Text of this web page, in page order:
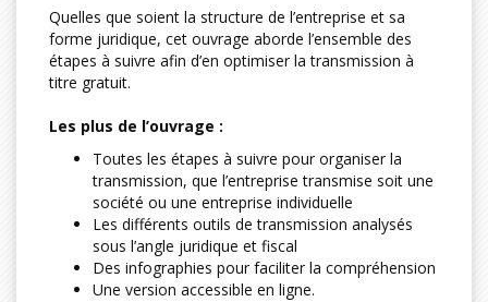
Quelles que soient la structure de l’entreprise et sa
forme juridique, cet ouvrage aborde l’ensemble des
étapes à suivre afin d’en optimiser la transmission à
titre gratuit.
Les plus de l’ouvrage :
Toutes les étapes à suivre pour organiser la
transmission, que l’entreprise transmise soit une
société ou une entreprise individuelle
Les différents outils de transmission analysés
sous l’angle juridique et fiscal
Des infographies pour faciliter la compréhension
Une version accessible en ligne.